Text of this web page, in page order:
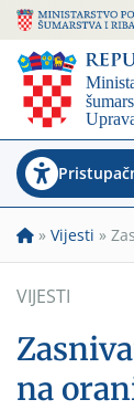
» Vijesti »
VIJESTI
na